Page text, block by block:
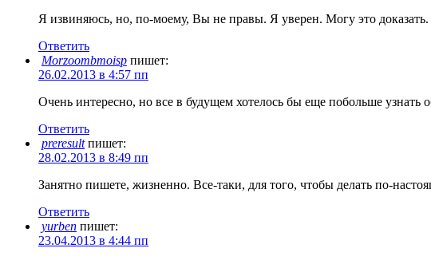
Я извиняюсь, но, по-моему, Вы не правы. Я уверен. Могу это доказать.
Ответить
Morzoombmoisp пишет:
26.02.2013 в 4:57 пп
Очень интересно, но все в будущем хотелось бы еще побольше узнать
Ответить
preresult пишет:
28.02.2013 в 8:49 пп
Занятно пишете, жизненно. Все-таки, для того, чтобы делать по-
Ответить
yurben пишет:
23.04.2013 в 4:44 пп